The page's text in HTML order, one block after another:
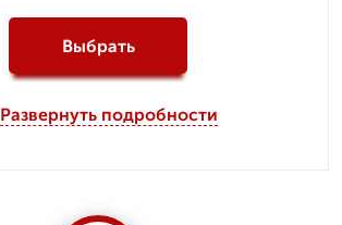
Выбрать
Развернуть подробности